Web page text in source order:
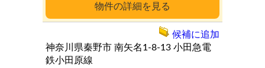
詳細
神奈川県秦野市 南矢名1-8-13 小田急電
鉄小田原線
候補に追加